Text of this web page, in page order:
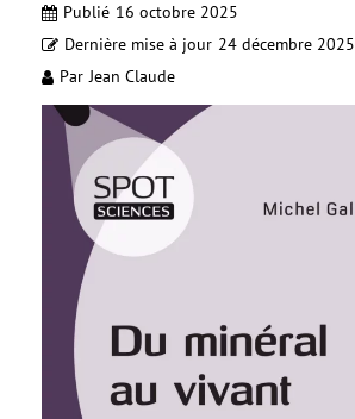
Publié 16 octobre 2025
Dernière mise à jour 24 décembre 2025
Par Jean Claude